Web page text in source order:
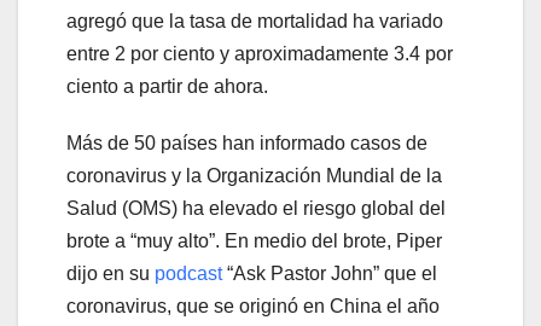
agregó que la tasa de mortalidad ha variado
entre 2 por ciento y aproximadamente 3.4 por
ciento a partir de ahora.
Más de 50 países han informado casos de
coronavirus y la Organización Mundial de la
Salud (OMS) ha elevado el riesgo global del
brote a “muy alto”. En medio del brote, Piper
dijo en su podcast“Ask Pastor John” que el
coronavirus, que se originó en China el año